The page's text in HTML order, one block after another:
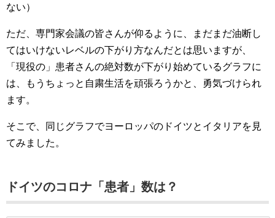
ない）
ただ、専門家会議の皆さんが仰るように、まだまだ油断し
てはいけないレベルの下がり方なんだとは思いますが、
「現役の」患者さんの絶対数が下がり始めているグラフに
は、もうちょっと自粛生活を頑張ろうかと、勇気づけられ
ます。
そこで、同じグラフでヨーロッパのドイツとイタリアを見
てみました。
ドイツのコロナ「患者」数は？